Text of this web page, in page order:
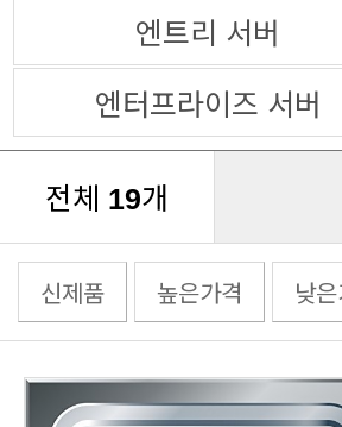
엔트리 서버
엔터프라이즈 서버
전체 19개
신제품 높은가격 낮